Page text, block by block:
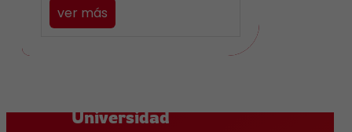
ver más
Universidad